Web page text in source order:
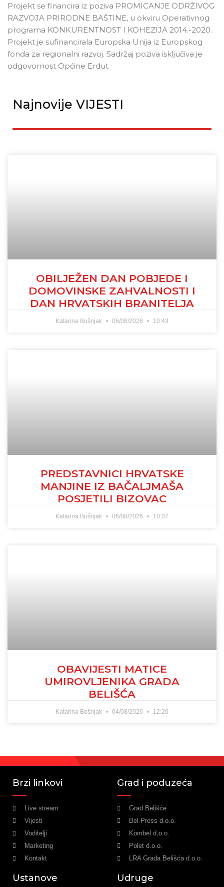
Projekt se financira iz poziva PROMICANJE ODRŽIVOG
RAZVOJA PRIRODNE BAŠTINE, u okviru Operativnog
programa KONKURENTNOST I KOHEZIJA 2014.-2020.
Projekt je sufinancirala Europska Unija iz Europskog
fonda za regionalni razvoj. Sadržaj poziva isključiva je
odgovornost Općine Erdut
Najnovije VIJESTI
OBILJEŽEN DAN POBJEDE I
DOMOVINSKE ZAHVALNOSTI I
DAN HRVATSKIH BRANITELJA
Katarina Bošnjak 06/08/2026 10:43
PREDSTAVNICI HRVATSKE
MANJINE IZ BAČALJMAŠA
POSJETILI BIZOVAC
Katarina Bošnjak 06/08/2026 10:07
OBAVIJESTI MATICE
UMIROVLJENIKA GRADA
BELIŠĆA
Katarina Bošnjak 04/08/2026 12:20
Brzi linkovi
Live stream
Vijesti
Voditelji
Marketing
Kontakt
Grad i poduzeća
Grad Belišće
Bel-Press d.o.o.
Kombel d.o.o.
Polet d.o.o.
LRA Grada Belišća d.o.o.
Ustanove Udruge